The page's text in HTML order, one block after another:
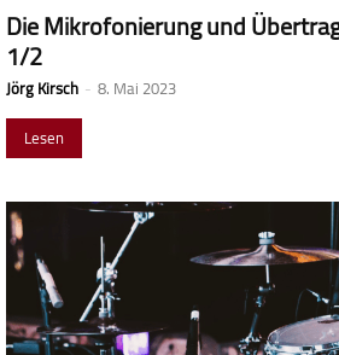
Die Mikrofonierung und
1/2
Jörg Kirsch - 8. Mai 2023
Lesen